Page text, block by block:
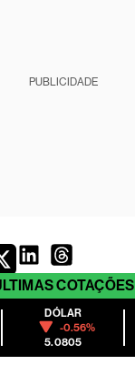
PUBLICIDADE
COTAÇÕES
DÓLAR
-0.56%
5.0805